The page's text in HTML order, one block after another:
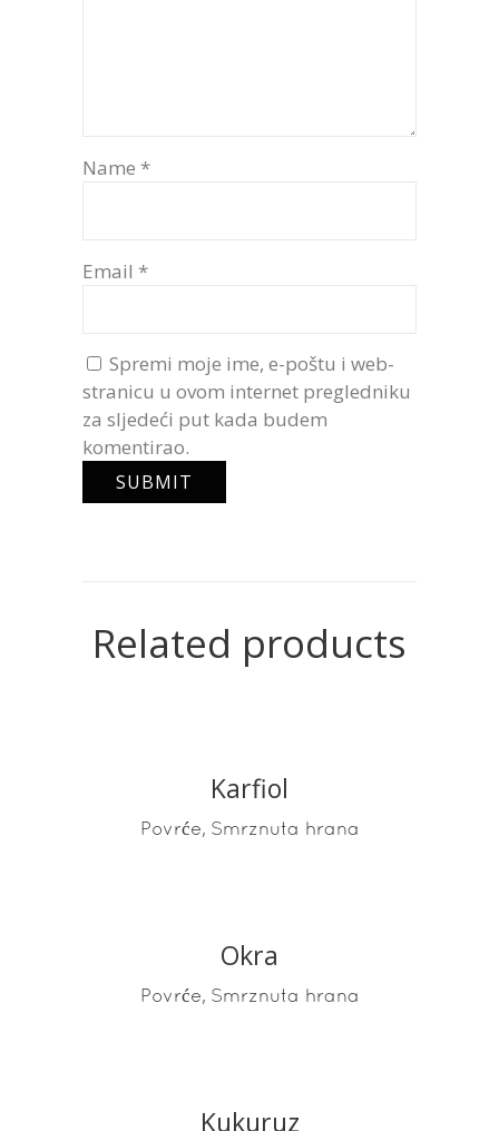
Name *
Email *
Spremi moje ime, e-poštu i web-
stranicu u ovom internet pregledniku
za sljedeći put kada budem
komentirao.
Related products
READ MORE
Karfiol
Povrće, Smrznuta hrana
READ MORE
Okra
Povrće, Smrznuta hrana
Kukuruz